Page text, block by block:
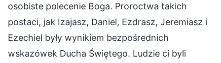
osobiste polecenie Boga. Proroctwa takich
postaci, jak Izajasz, Daniel, Ezdrasz, Jeremiasz i
Ezechiel były wynikiem bezpośrednich
wskazówek Ducha Świętego. Ludzie ci byli